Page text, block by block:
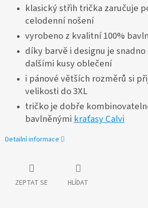
klasický střih trička zaručuje
celodenní nošení
vyrobeno z kvalitní 100%
díky barvě i designu je
dalšími kusy oblečení
i pánové větších rozměrů si
velikosti do 3XL
tričko je dobře
bavlněnými kraťasy Calvi
Detailní informace
ZEPTAT SE HLÍDAT